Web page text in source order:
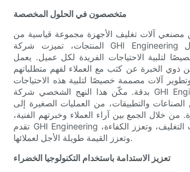
متخصصون في الحلول المخصصة
مصنعي آلات تغليف الأجهزة مجموعة قياسية من
المنتجات، تميزت شركة GHI Engineering بتخصصها في حلول
لتلبية الاحتياجات الفريدة لكل عميل. يعمل
ذوي الخبرة عن كثب مع العملاء لفهم متطلباتهم
آلات مصممة خصيصًا لتلبية هذه الاحتياجات
بدقة. مكّن هذا النهج الشخصي شركة GHI Engineering من خدمة
والتطبيقات، من العمليات الصغيرة إلى
من خلال الجمع بين آراء العملاء وخبرتهم الفنية،
تقدم GHI Engineering حلولاً تُحسّن عمليات التغليف، وتعزز الكفاءة،
وتعزز القيمة طويلة الأجل لعملائها.
تعزيز الاستدامة باستخدام التكنولوجيا الخضراء